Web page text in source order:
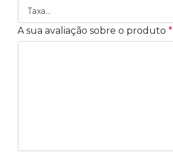
A sua avaliação sobre o produto *